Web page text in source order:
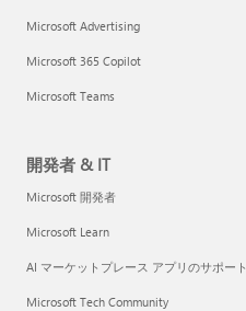
Microsoft Advertising
Microsoft 365 Copilot
Microsoft Teams
開発者 & IT
Microsoft 開発者
Microsoft Learn
AI マーケットプレース アプリのサポート
Microsoft Tech Community